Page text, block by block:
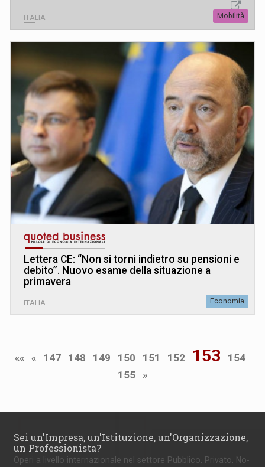
ITALIA Mobilità
Lettera CE: “Non si torni indietro su pensioni e
debito”. Nuovo esame della situazione a
primavera
ITALIA Economia
«« « 147 148 149 150 151 152 153
154
155
»
Sei un'Impresa, un'Istituzione, un'Organizzazione,
un Professionista?
Operi a livello internazionale nel settore Pubblico, Privato, No-